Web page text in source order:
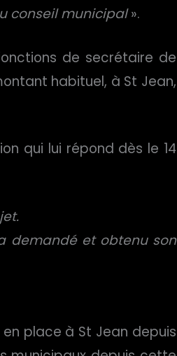
conseil municipal».
de secrétaire de
habituel, à St Jean,
qui lui répond dès le 14
demandé et obtenu son
place à St Jean depuis